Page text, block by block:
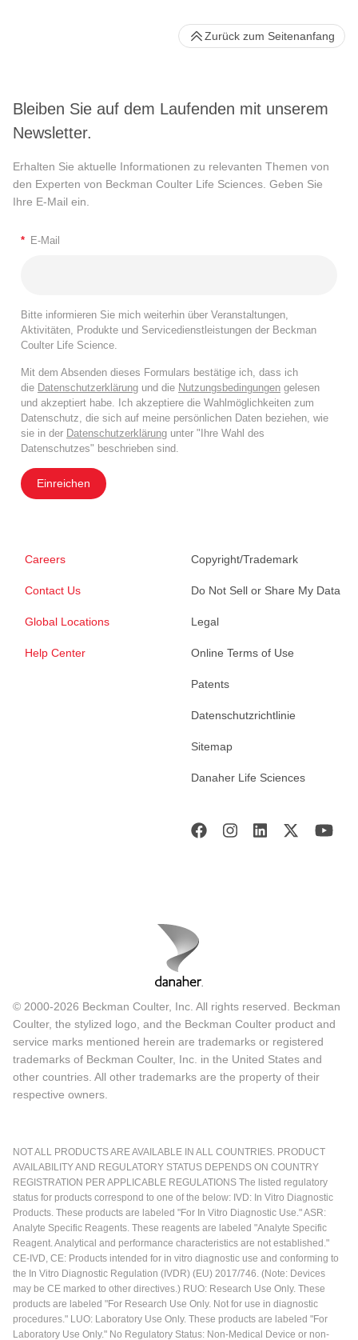
Bleiben Sie auf dem Laufenden mit unserem
Newsletter.
Erhalten Sie aktuelle Informationen zu relevanten Themen von
den Experten von Beckman Coulter Life Sciences. Geben Sie
Ihre E-Mail ein.
* E-Mail
Bitte informieren Sie mich weiterhin über Veranstaltungen,
Aktivitäten, Produkte und Servicedienstleistungen der Beckman
Coulter Life Science.
Mit dem Absenden dieses Formulars bestätige ich, dass ich
die Datenschutzerklärung und die Nutzungsbedingungen gelesen
und akzeptiert habe. Ich akzeptiere die Wahlmöglichkeiten zum
Datenschutz, die sich auf meine persönlichen Daten beziehen, wie
sie in der Datenschutzerklärung unter "Ihre Wahl des
Datenschutzes" beschrieben sind.
Einreichen
Careers
Contact Us
Global Locations
Help Center
Copyright/Trademark
Do Not Sell or Share My Data
Legal
Online Terms of Use
Patents
Datenschutzrichtlinie
Sitemap
Danaher Life Sciences
Zurück zum Seitenanfang
© 2000-2026 Beckman Coulter, Inc. All rights reserved. Beckman
Coulter, the stylized logo, and the Beckman Coulter product and
service marks mentioned herein are trademarks or registered
trademarks of Beckman Coulter, Inc. in the United States and
other countries. All other trademarks are the property of their
respective owners.
NOT ALL PRODUCTS ARE AVAILABLE IN ALL COUNTRIES. PRODUCT
AVAILABILITY AND REGULATORY STATUS DEPENDS ON COUNTRY
REGISTRATION PER APPLICABLE REGULATIONS The listed regulatory
status for products correspond to one of the below: IVD: In Vitro Diagnostic
Products. These products are labeled "For In Vitro Diagnostic Use." ASR:
Analyte Specific Reagents. These reagents are labeled "Analyte Specific
Reagent. Analytical and performance characteristics are not established."
CE-IVD, CE: Products intended for in vitro diagnostic use and conforming to
the In Vitro Diagnostic Regulation (IVDR) (EU) 2017/746. (Note: Devices
may be CE marked to other directives.) RUO: Research Use Only. These
products are labeled "For Research Use Only. Not for use in diagnostic
procedures." LUO: Laboratory Use Only. These products are labeled "For
Laboratory Use Only." No Regulatory Status: Non-Medical Device or non-